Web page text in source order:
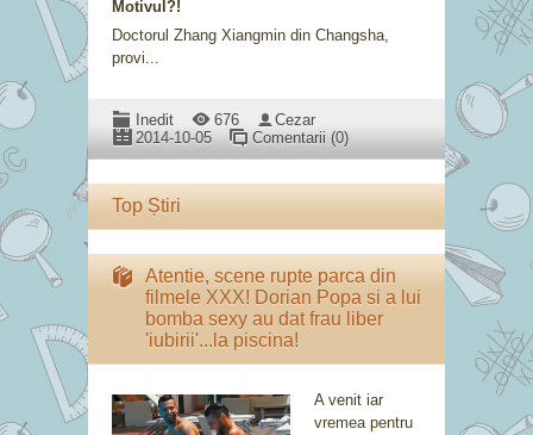
Motivul?!
Doctorul Zhang Xiangmin din Changsha,
provi...
Inedit 676
Cezar
2014-10-05
Comentarii (0)
Top Știri
Atentie, scene rupte parca din
filmele XXX! Dorian Popa si a lui
bomba sexy au dat frau liber
'iubirii'...la piscina!
A venit iar
vremea pentru